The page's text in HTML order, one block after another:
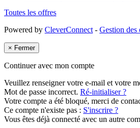
Toutes les offres
Powered by CleverConnect - Gestion des
× Fermer
Continuer avec mon compte
Veuillez renseigner votre e-mail et votre
Mot de passe incorrect. Ré-initialiser ?
Votre compte a été bloqué, merci de
Ce compte n'existe pas : S'inscrire ?
Vous êtes déjà connecté avec un autre